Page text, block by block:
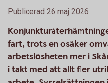
Publicerad 26 maj 2026
fart, trots en osäker
arbetslösheten mer i
i takt med att allt fler